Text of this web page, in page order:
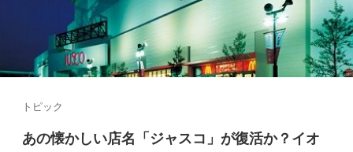
トピック
あの懐かしい店名「ジャスコ」が復活か？イオ